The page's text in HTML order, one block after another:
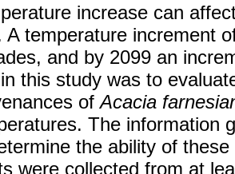
increase can
A temperature increment
and by 2099 an
this study was to
ofAcacia
The information
the ability of
were collected from at